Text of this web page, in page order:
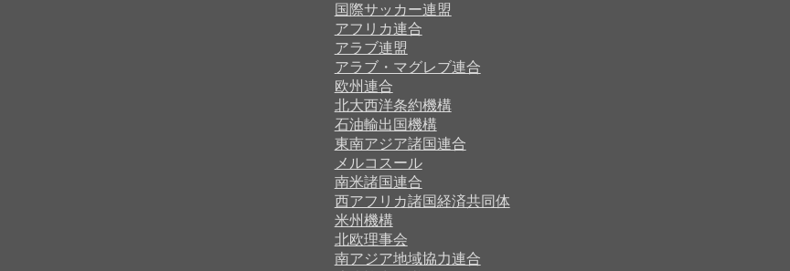
国際サッカー連盟
アフリカ連合
アラブ連盟
アラブ・マグレブ連合
欧州連合
北大西洋条約機構
石油輸出国機構
東南アジア諸国連合
メルコスール
南米諸国連合
西アフリカ諸国経済共同体
米州機構
北欧理事会
南アジア地域協力連合